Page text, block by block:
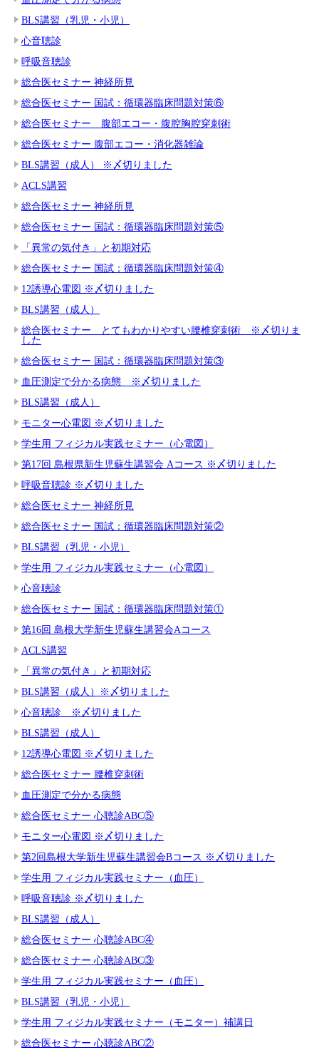
BLS講習（乳児・小児）
心音聴診
呼吸音聴診
総合医セミナー 神経所見
総合医セミナー 国試：循環器臨床問題対策⑥
総合医セミナー 腹部エコー・腹腔胸腔穿刺術
総合医セミナー 腹部エコー・消化器雑論
BLS講習（成人） ※〆切りました
ACLS講習
総合医セミナー 神経所見
総合医セミナー 国試：循環器臨床問題対策⑤
「異常の気付き」と初期対応
総合医セミナー 国試：循環器臨床問題対策④
12誘導心電図 ※〆切りました
BLS講習（成人）
総合医セミナー とてもわかりやすい腰椎穿刺術 ※〆切りま
した
総合医セミナー 国試：循環器臨床問題対策③
血圧測定で分かる病態 ※〆切りました
BLS講習（成人）
モニター心電図 ※〆切りました
学生用 フィジカル実践セミナー（心電図）
第17回 島根県新生児蘇生講習会 Aコース ※〆切りました
呼吸音聴診 ※〆切りました
総合医セミナー 神経所見
総合医セミナー 国試：循環器臨床問題対策②
BLS講習（乳児・小児）
学生用 フィジカル実践セミナー（心電図）
心音聴診
総合医セミナー 国試：循環器臨床問題対策①
第16回 島根大学新生児蘇生講習会Aコース
ACLS講習
「異常の気付き」と初期対応
BLS講習（成人）※〆切りました
心音聴診 ※〆切りました
BLS講習（成人）
12誘導心電図 ※〆切りました
総合医セミナー 腰椎穿刺術
血圧測定で分かる病態
総合医セミナー 心聴診ABC⑤
モニター心電図 ※〆切りました
第2回島根大学新生児蘇生講習会Bコース ※〆切りました
学生用 フィジカル実践セミナー（血圧）
呼吸音聴診 ※〆切りました
BLS講習（成人）
総合医セミナー 心聴診ABC④
総合医セミナー 心聴診ABC③
学生用 フィジカル実践セミナー（血圧）
BLS講習（乳児・小児）
学生用 フィジカル実践セミナー（モニター）補講日
総合医セミナー 心聴診ABC②